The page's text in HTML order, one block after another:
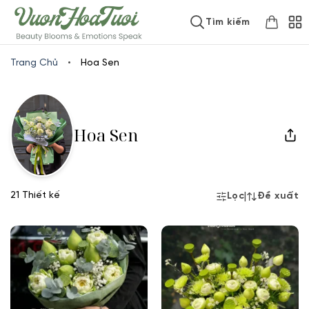
www.vuonhoatuoi.vnSkip
to
content
Tìm kiếm
Trang Chủ • Hoa Sen
Hoa Sen
21 Thiết kế Lọc Đề xuất